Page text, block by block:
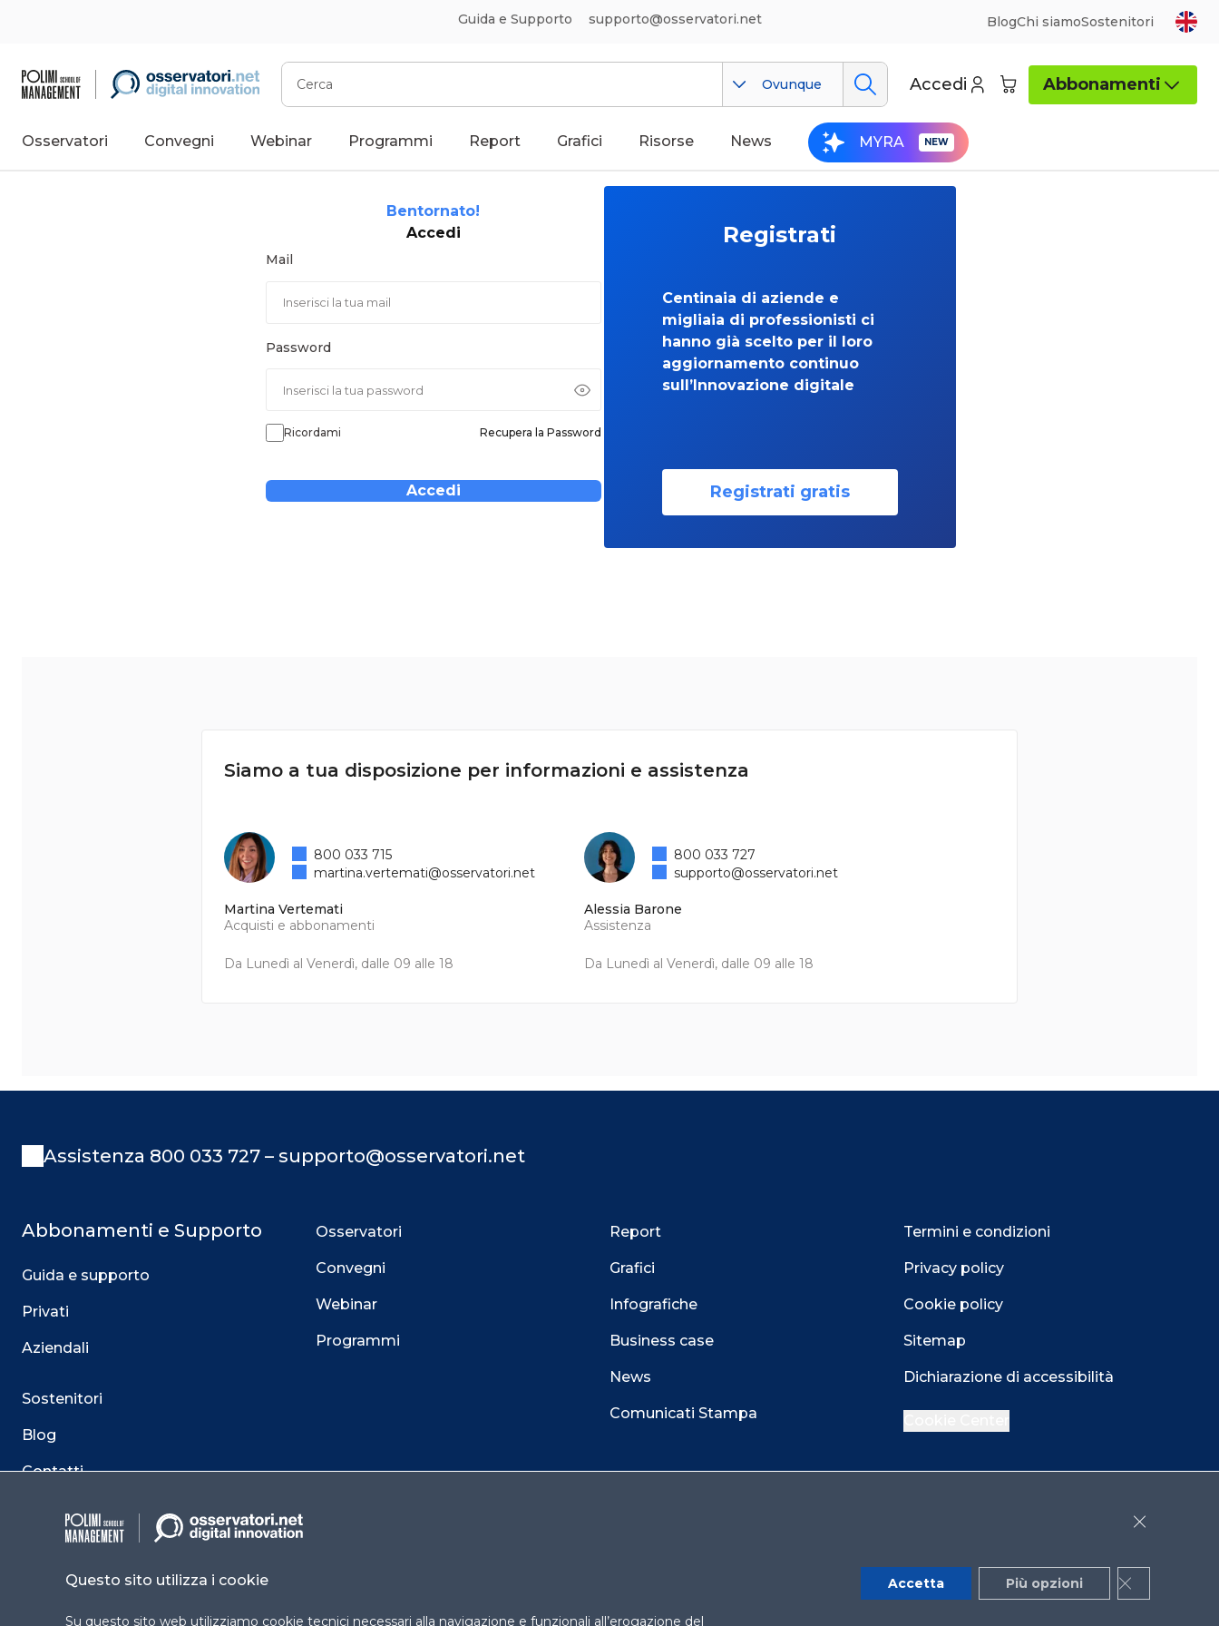
Guida e Supporto supporto@osservatori.net BlogChi siamoSostenitori
Cerca
Ovunque Accedi Abbonamenti
Osservatori Convegni Webinar Programmi Report Grafici Risorse News MYRA
Bentornato!
Accedi
Mail
Password
Ricordami Recupera la Password
Accedi
Registrati
Centinaia di aziende e
migliaia di professionisti ci
hanno già scelto per il loro
aggiornamento continuo
sull’Innovazione digitale
Registrati gratis
Siamo a tua disposizione per informazioni e assistenza
Martina Vertemati
Acquisti e abbonamenti
Da Lunedì al Venerdì, dalle 09 alle 18
800 033 715
martina.vertemati@osservatori.net
Alessia Barone
Assistenza
Da Lunedì al Venerdì, dalle 09 alle 18
800 033 727
supporto@osservatori.net
Assistenza 800 033 727 – supporto@osservatori.net
Abbonamenti e Supporto
Guida e supporto
Privati
Aziendali
Sostenitori
Blog
Contatti
Osservatori
Convegni
Webinar
Programmi
Report
Grafici
Infografiche
Business case
News
Comunicati Stampa
Termini e condizioni
Privacy policy
Cookie policy
Sitemap
Dichiarazione di accessibilità
YouTube X
Close
Questo sito utilizza i cookie
Su questo sito web utilizziamo cookie tecnici necessari alla navigazione e funzionali all’erogazione del
Accetta Più opzioni